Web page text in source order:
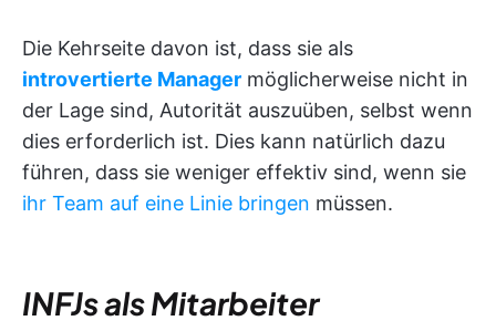
Die Kehrseite davon ist, dass sie als
introvertierte Manager möglicherweise nicht in
der Lage sind, Autorität auszuüben, selbst wenn
dies erforderlich ist. Dies kann natürlich dazu
führen, dass sie weniger effektiv sind, wenn sie
ihr Team auf eine Linie bringen müssen.
INFJs als Mitarbeiter